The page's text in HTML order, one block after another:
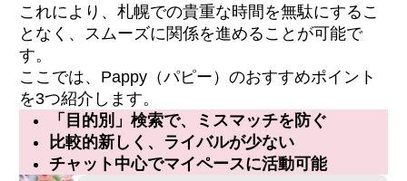
これにより、札幌での貴重な時間を無駄にするこ
となく、スムーズに関係を進めることが可能で
す。
ここでは、Pappy（パピー）のおすすめポイント
を3つ紹介します。
「目的別」検索で、ミスマッチを防ぐ
比較的新しく、ライバルが少ない
チャット中心でマイペースに活動可能